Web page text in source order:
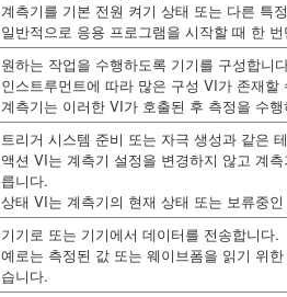
계측기를 기본 전원 켜기 상태 또는 다른 특
일반적으로 응용 프로그램을 시작할 때 한
원하는 작업을 수행하도록 기기를 구성합니
인스트루먼트에 따라 많은 구성 VI가 존재할
계측기는 이러한 VI가 호출된 후 측정을 수
트리거 시스템 준비 또는 자극 생성과 같은
액션 VI는 계측기 설정을 변경하지 않고 계
릅니다.
상태 VI는 계측기의 현재 상태 또는 보류중
기기로 또는 기기에서 데이터를 전송합니다.
예로는 측정된 값 또는 웨이브폼을 읽기 위
습니다.